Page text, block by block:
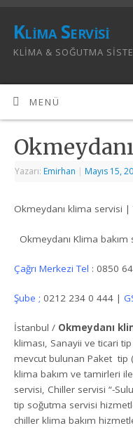
Klima Servisi
KLIMA & SOĞUTMA
MENÜ
Yazarı: Emirhan | Mayıs 15,
Okmeydanı klima servisi
Okmeydanı Klima bakım
Çağrı Merkezi Tel : 0850
Şube ;0212 234 0 444 |
İstanbul / Okmeydanı
kliması, Sanayii ve ticari
mevcut bulunan Paket tip
klima bakım ve tamirleri
servisi, Chiller servisi “-
tip soğutma servisi
chiller klima bakım